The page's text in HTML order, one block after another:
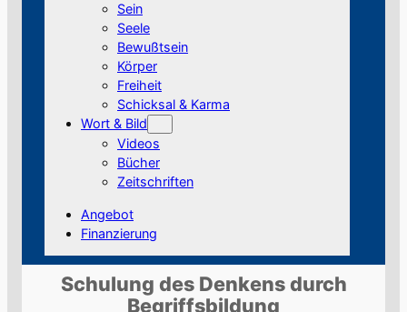
Sein
Seele
Bewußtsein
Körper
Freiheit
Schicksal & Karma
Wort & Bild
Videos
Bücher
Zeitschriften
Angebot
Finanzierung
Schulung des Denkens durch
Begriffsbildung